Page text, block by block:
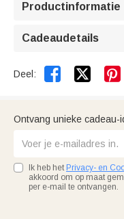
Productinformatie
Cadeaudetails
Deel:  
Ontvang unieke cadeau-
Ik heb het Privacy- en
akkoord om op maat
per e-mail te ontvangen.